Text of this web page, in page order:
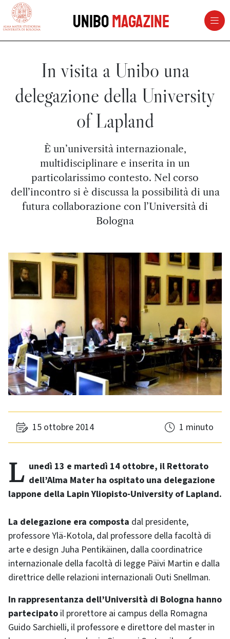
vai al contenuto della pagina
UniboMagazine
In visita a Unibo una
delegazione della University
of Lapland
È un’università internazionale,
multidisciplinare e inserita in un
particolarissimo contesto. Nel corso
dell’incontro si è discussa la possibilità di una
futura collaborazione con l’Università di
Bologna
15 ottobre 2014 1 minuto
Lunedì 13 e martedì 14 ottobre, il Rettorato dell’Alma Mater ha ospitato una delegazione
lappone della Lapin Yliopisto-University of Lapland.
La delegazione era composta dal presidente,
professore Ylä-Kotola, dal professore della facoltà di
arte e design Juha Pentikäinen, dalla coordinatrice
internazionale della facoltà di legge Päivi Martin e dalla
direttrice delle relazioni internazionali Outi Snellman.
In rappresentanza dell’Università di Bologna hanno
partecipato il prorettore ai campus della Romagna
Guido Sarchielli, il professore e direttore del master in